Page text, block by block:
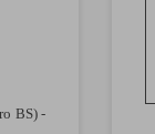
BS) -